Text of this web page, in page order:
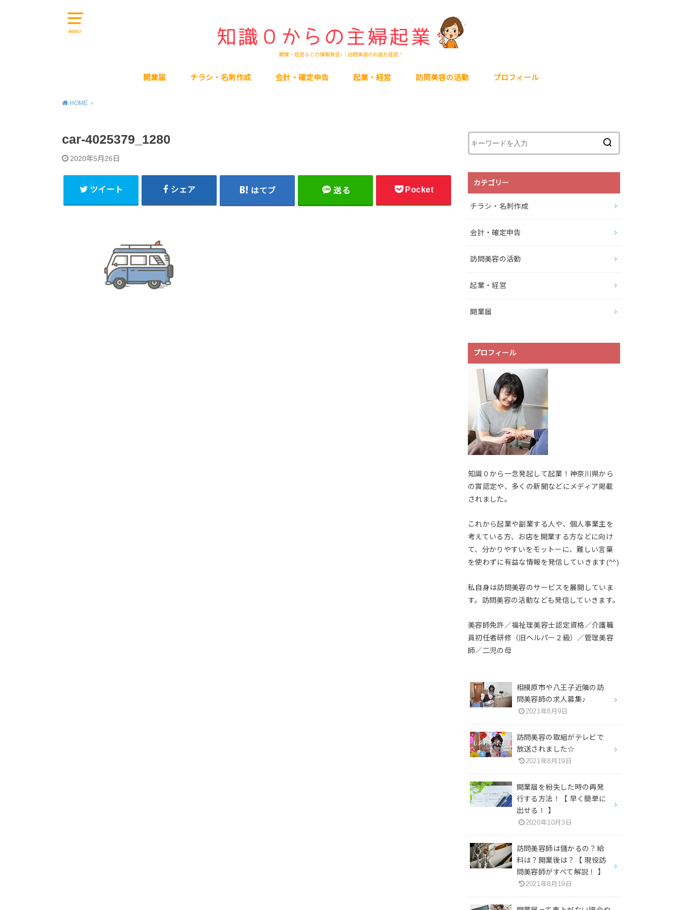
MENU
開業・経営などの情報発信♪｜訪問美容のお店を経営！
開業届 チラシ・名刺作成 会計・確定申告 起業・経営 訪問美容の活動 プロフィール
HOME
car-4025379_1280
2020年5月26日
ツイート シェア はてブ 送る Pocket
カテゴリー
チラシ・名刺作成
会計・確定申告
訪問美容の活動
起業・経営
開業届
プロフィール
知識０から一念発起して起業！神奈川県から
の賞認定や、多くの新聞などにメディア掲載
されました。
これから起業や副業する人や、個人事業主を
考えている方、お店を開業する方などに向け
て、分かりやすいをモットーに、難しい言葉
を使わずに有益な情報を発信していきます(^^)
私自身は訪問美容のサービスを展開していま
す。訪問美容の活動なども発信していきます。
美容師免許／福祉理美容士認定資格／介護職
員初任者研修（旧ヘルパー２級）／管理美容
師／二児の母
相模原市や八王子近隣の訪
問美容師の求人募集♪
2021年8月9日
訪問美容の取組がテレビで
放送されました☆
2021年8月19日
開業届を紛失した時の再発
行する方法！【 早く簡単に
出せる！ 】
2020年10月3日
訪問美容師は儲かるの？給
料は？開業後は？【 現役訪
問美容師がすべて解説！ 】
2021年8月19日